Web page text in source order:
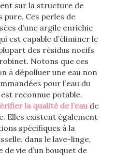
sur la structure de
pure. Ces perles de
d’une argile enrichie
est capable d’éliminer le
des résidus nocifs
Notons que ces
à dépolluer une eau non
pour l’eau du
reconnue potable.
la qualité de l’eaude
Elles existent également
spécifiques à la
dans le lave-linge,
vie d’un bouquet de